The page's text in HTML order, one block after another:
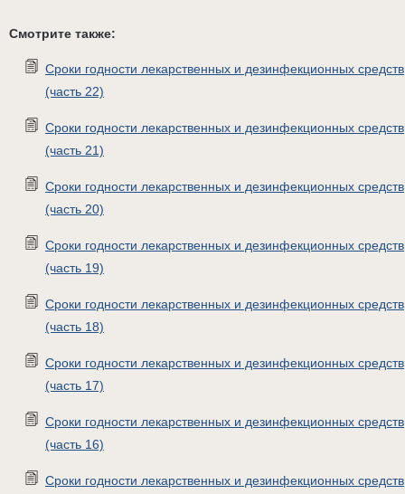
Смотрите также:
Сроки годности лекарственных и дезинфекционных средств
(часть 22)
Сроки годности лекарственных и дезинфекционных средств
(часть 21)
Сроки годности лекарственных и дезинфекционных средств
(часть 20)
Сроки годности лекарственных и дезинфекционных средств
(часть 19)
Сроки годности лекарственных и дезинфекционных средств
(часть 18)
Сроки годности лекарственных и дезинфекционных средств
(часть 17)
Сроки годности лекарственных и дезинфекционных средств
(часть 16)
Сроки годности лекарственных и дезинфекционных средств